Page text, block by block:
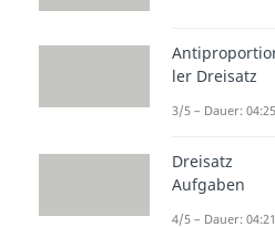
ler Dreisatz
3/5 – Dauer: 04:25
Dreisatz
Aufgaben
4/5 – Dauer: 04:21